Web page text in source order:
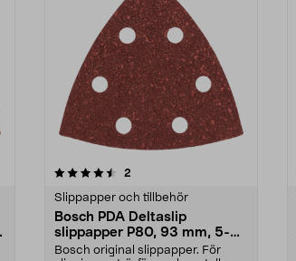
2
Slippapper och tillbehör
Bosch PDA Deltaslip
slippapper P80, 93 mm, 5-
pack
Bosch original slippapper. För
0.0 av 5 stjärnor